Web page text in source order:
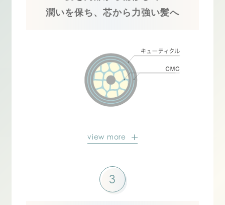
潤いを保ち、芯から力強い髪へ
view more
3